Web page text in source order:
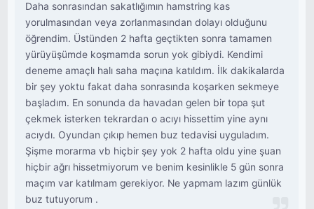
Daha sonrasından sakatlığımın hamstring kas
yorulmasından veya zorlanmasından dolayı olduğunu
öğrendim. Üstünden 2 hafta geçtikten sonra tamamen
yürüyüşümde koşmamda sorun yok gibiydi. Kendimi
deneme amaçlı halı saha maçına katıldım. İlk dakikalarda
bir şey yoktu fakat daha sonrasında koşarken sekmeye
başladım. En sonunda da havadan gelen bir topa şut
çekmek isterken tekrardan o acıyı hissettim yine aynı
acıydı. Oyundan çıkıp hemen buz tedavisi uyguladım.
Şişme morarma vb hiçbir şey yok 2 hafta oldu yine şuan
hiçbir ağrı hissetmiyorum ve benim kesinlikle 5 gün sonra
maçım var katılmam gerekiyor. Ne yapmam lazım günlük
buz tutuyorum .